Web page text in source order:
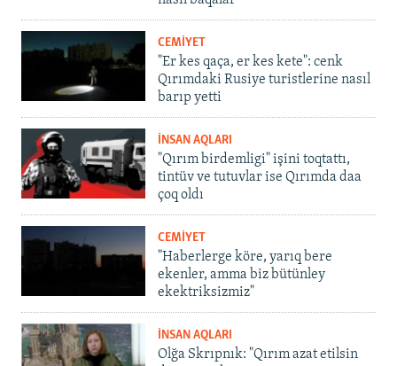
CEMİYET
"Er kes qaça, er kes kete": cenk
Qırımdaki Rusiye turistlerine nasıl
barıp yetti
İNSAN AQLARI
"Qırım birdemligi" işini toqtattı,
tintüv ve tutuvlar ise Qırımda daa
çoq oldı
CEMİYET
"Haberlerge köre, yarıq bere
ekenler, amma biz bütünley
ekektriksizmiz"
İNSAN AQLARI
Olğa Skrıpnık: "Qırım azat etilsin